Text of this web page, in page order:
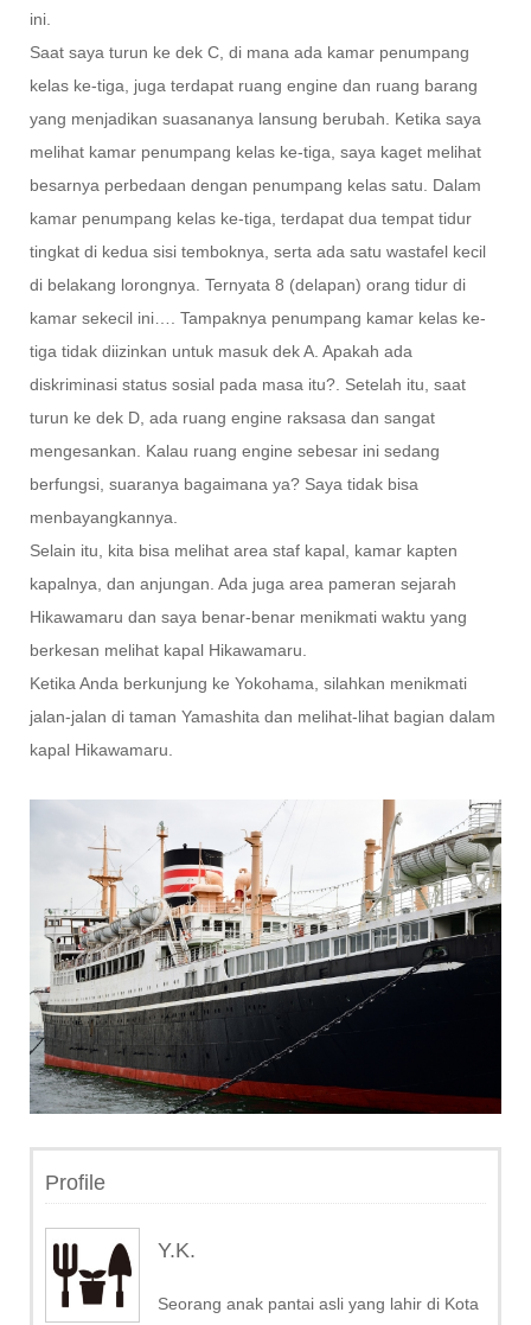
ini.
Saat saya turun ke dek C, di mana ada kamar penumpang
kelas ke-tiga, juga terdapat ruang engine dan ruang barang
yang menjadikan suasananya lansung berubah. Ketika saya
melihat kamar penumpang kelas ke-tiga, saya kaget melihat
besarnya perbedaan dengan penumpang kelas satu. Dalam
kamar penumpang kelas ke-tiga, terdapat dua tempat tidur
tingkat di kedua sisi temboknya, serta ada satu wastafel kecil
di belakang lorongnya. Ternyata 8 (delapan) orang tidur di
kamar sekecil ini…. Tampaknya penumpang kamar kelas ke-
tiga tidak diizinkan untuk masuk dek A. Apakah ada
diskriminasi status sosial pada masa itu?. Setelah itu, saat
turun ke dek D, ada ruang engine raksasa dan sangat
mengesankan. Kalau ruang engine sebesar ini sedang
berfungsi, suaranya bagaimana ya? Saya tidak bisa
menbayangkannya.
Selain itu, kita bisa melihat area staf kapal, kamar kapten
kapalnya, dan anjungan. Ada juga area pameran sejarah
Hikawamaru dan saya benar-benar menikmati waktu yang
berkesan melihat kapal Hikawamaru.
Ketika Anda berkunjung ke Yokohama, silahkan menikmati
jalan-jalan di taman Yamashita dan melihat-lihat bagian dalam
kapal Hikawamaru.
Profile
Y.K.
Seorang anak pantai asli yang lahir di Kota